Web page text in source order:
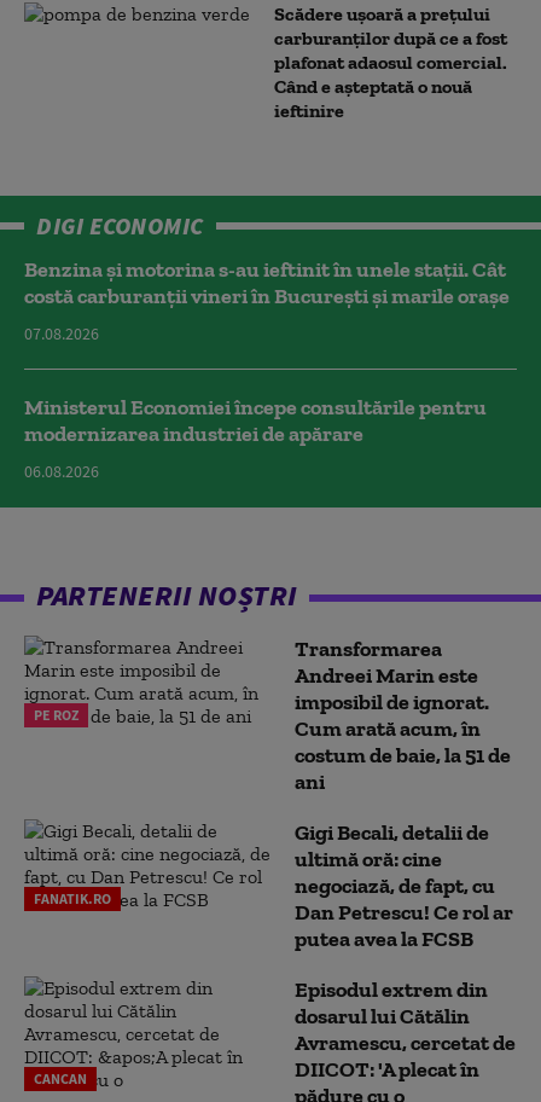
Scădere ușoară a prețului
carburanților după ce a fost
plafonat adaosul comercial.
Când e așteptată o nouă
ieftinire
DIGI ECONOMIC
Benzina și motorina s-au ieftinit în unele stații. Cât
costă carburanții vineri în București și marile orașe
07.08.2026
Ministerul Economiei începe consultările pentru
modernizarea industriei de apărare
06.08.2026
PARTENERII NOȘTRI
PE ROZ
Transformarea
Andreei Marin este
imposibil de ignorat.
Cum arată acum, în
costum de baie, la 51 de
ani
FANATIK.RO
Gigi Becali, detalii de
ultimă oră: cine
negociază, de fapt, cu
Dan Petrescu! Ce rol ar
putea avea la FCSB
CANCAN
Episodul extrem din
dosarul lui Cătălin
Avramescu, cercetat de
DIICOT: 'A plecat în
pădure cu o